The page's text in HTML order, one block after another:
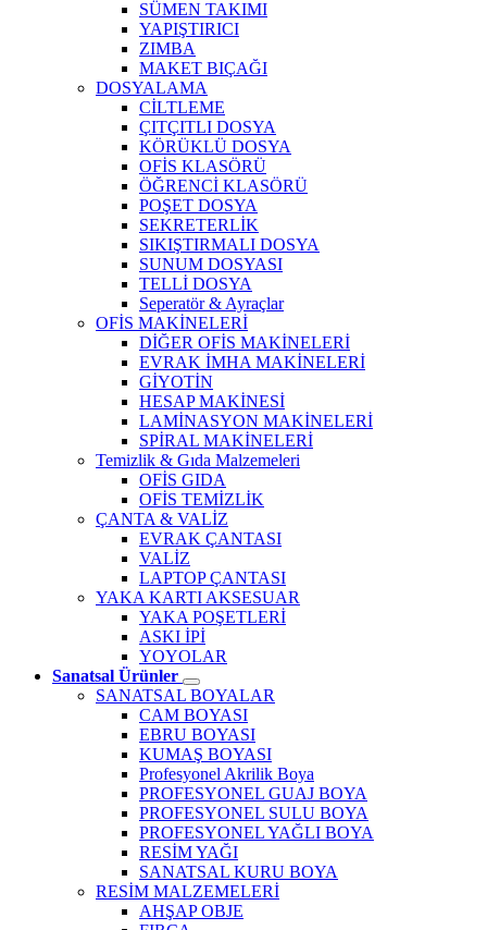
SÜMEN TAKIMI
YAPIŞTIRICI
ZIMBA
MAKET BIÇAĞI
DOSYALAMA
CİLTLEME
ÇITÇITLI DOSYA
KÖRÜKLÜ DOSYA
OFİS KLASÖRÜ
ÖĞRENCİ KLASÖRÜ
POŞET DOSYA
SEKRETERLİK
SIKIŞTIRMALI DOSYA
SUNUM DOSYASI
TELLİ DOSYA
Seperatör & Ayraçlar
OFİS MAKİNELERİ
DİĞER OFİS MAKİNELERİ
EVRAK İMHA MAKİNELERİ
GİYOTİN
HESAP MAKİNESİ
LAMİNASYON MAKİNELERİ
SPİRAL MAKİNELERİ
Temizlik & Gıda Malzemeleri
OFİS GIDA
OFİS TEMİZLİK
ÇANTA & VALİZ
EVRAK ÇANTASI
VALİZ
LAPTOP ÇANTASI
YAKA KARTI AKSESUAR
YAKA POŞETLERİ
ASKI İPİ
YOYOLAR
Sanatsal Ürünler
SANATSAL BOYALAR
CAM BOYASI
EBRU BOYASI
KUMAŞ BOYASI
Profesyonel Akrilik Boya
PROFESYONEL GUAJ BOYA
PROFESYONEL SULU BOYA
PROFESYONEL YAĞLI BOYA
RESİM YAĞI
SANATSAL KURU BOYA
RESİM MALZEMELERİ
AHŞAP OBJE